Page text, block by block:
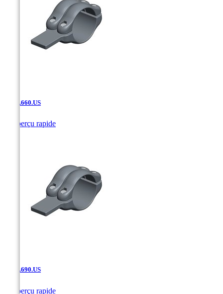
SF.02.660.US
Aperçu rapide
SF.02.690.US
Aperçu rapide